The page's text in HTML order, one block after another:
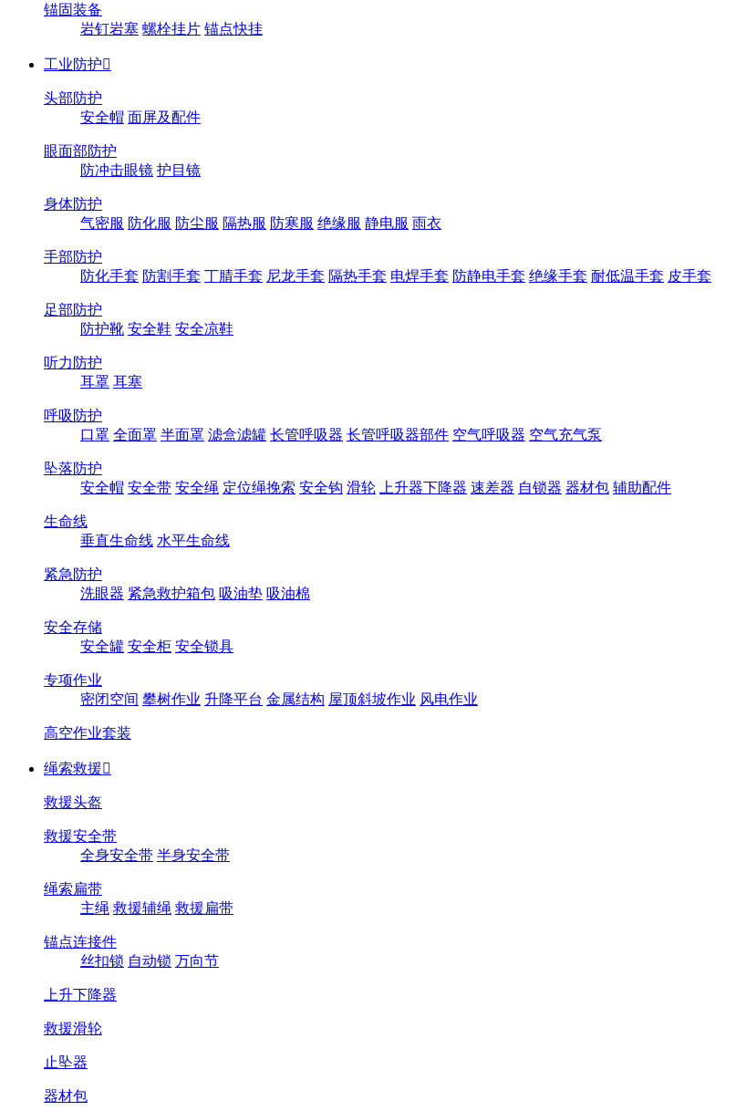
锚固装备
岩钉岩塞 螺栓挂片 锚点快挂
工业防护
头部防护
安全帽 面屏及配件
眼面部防护
防冲击眼镜 护目镜
身体防护
气密服 防化服 防尘服 隔热服 防寒服 绝缘服 静电服 雨衣
手部防护
防化手套 防割手套 丁腈手套 尼龙手套 隔热手套 电焊手套 防静电手套 绝缘手套 耐低温手套 皮手套
足部防护
防护靴 安全鞋 安全凉鞋
听力防护
耳罩 耳塞
呼吸防护
口罩 全面罩 半面罩 滤盒滤罐 长管呼吸器 长管呼吸器部件 空气呼吸器 空气充气泵
坠落防护
安全帽 安全带 安全绳 定位绳挽索 安全钩 滑轮 上升器下降器 速差器 自锁器 器材包 辅助配件
生命线
垂直生命线 水平生命线
紧急防护
洗眼器 紧急救护箱包 吸油垫 吸油棉
安全存储
安全罐 安全柜 安全锁具
专项作业
密闭空间 攀树作业 升降平台 金属结构 屋顶斜坡作业 风电作业
高空作业套装
绳索救援
救援头盔
救援安全带
全身安全带 半身安全带
绳索扁带
主绳 救援辅绳 救援扁带
锚点连接件
丝扣锁 自动锁 万向节
上升下降器
救援滑轮
止坠器
器材包